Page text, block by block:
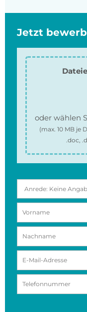
Jetzt
oder wählen
(max. 10 MBje
.doc,